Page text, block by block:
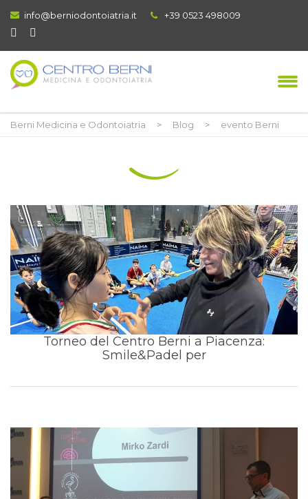
info@berniodontoiatria.it +39 0523 498009
Berni Medicina e Odontoiatria > Blog > evento Berni
Torneo del Centro Berni a Piacenza:
Smile&Padel per